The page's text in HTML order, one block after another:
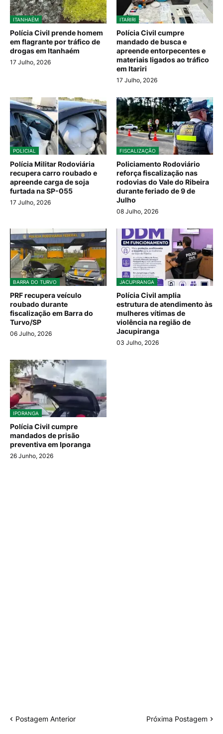
ITANHAÉM
Polícia Civil prende homem
em flagrante por tráfico de
drogas em Itanhaém
17 Julho, 2026
ITARIRI
Polícia Civil cumpre
mandado de busca e
apreende entorpecentes e
materiais ligados ao tráfico
em Itariri
17 Julho, 2026
POLICIAL
Polícia Militar Rodoviária
recupera carro roubado e
apreende carga de soja
furtada na SP-055
17 Julho, 2026
FISCALIZAÇÃO
Policiamento Rodoviário
reforça fiscalização nas
rodovias do Vale do Ribeira
durante feriado de 9 de
Julho
08 Julho, 2026
BARRA DO TURVO
PRF recupera veículo
roubado durante
fiscalização em Barra do
Turvo/SP
06 Julho, 2026
JACUPIRANGA
Polícia Civil amplia
estrutura de atendimento às
mulheres vítimas de
violência na região de
Jacupiranga
03 Julho, 2026
IPORANGA
Polícia Civil cumpre
mandados de prisão
preventiva em Iporanga
26 Junho, 2026
Postagem Anterior Próxima Postagem